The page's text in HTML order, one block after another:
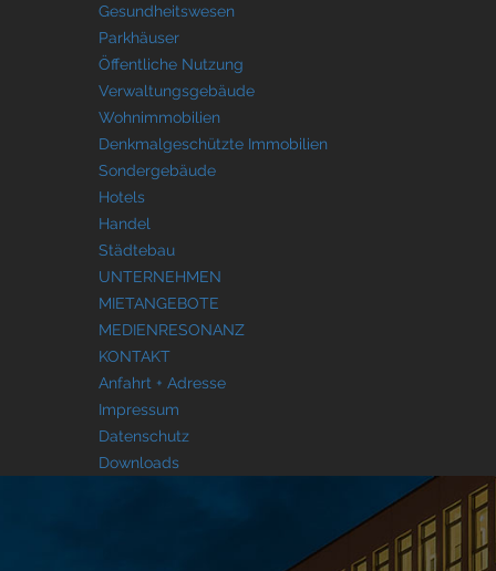
Gesundheitswesen
Parkhäuser
Öffentliche Nutzung
Verwaltungsgebäude
Wohnimmobilien
Denkmalgeschützte Immobilien
Sondergebäude
Hotels
Handel
Städtebau
UNTERNEHMEN
MIETANGEBOTE
MEDIENRESONANZ
KONTAKT
Anfahrt + Adresse
Impressum
Datenschutz
Downloads